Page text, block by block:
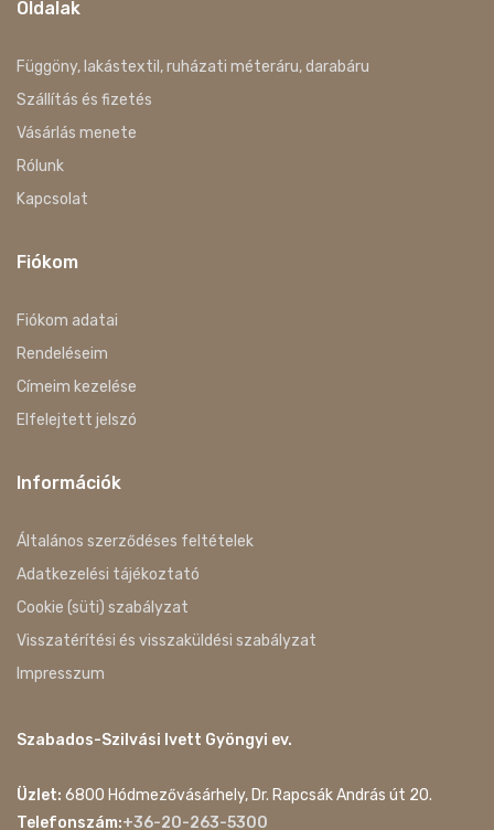
Oldalak
Függöny, lakástextil, ruházati méteráru, darabáru
Szállítás és fizetés
Vásárlás menete
Rólunk
Kapcsolat
Fiókom
Fiókom adatai
Rendeléseim
Címeim kezelése
Elfelejtett jelszó
Információk
Általános szerződéses feltételek
Adatkezelési tájékoztató
Cookie (süti) szabályzat
Visszatérítési és visszaküldési szabályzat
Impresszum
Szabados-Szilvási Ivett Gyöngyi ev.
Üzlet: 6800 Hódmezővásárhely, Dr. Rapcsák András út 20.
Telefonszám:+36-20-263-5300